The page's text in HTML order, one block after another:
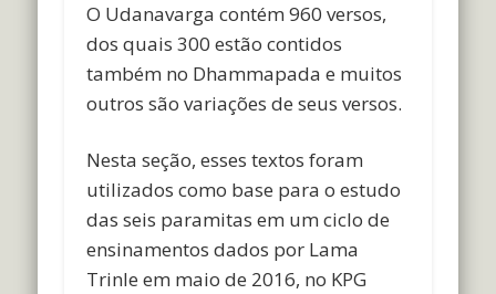
O Udanavarga contém 960 versos,
dos quais 300 estão contidos
também no Dhammapada e muitos
outros são variações de seus versos.
Nesta seção, esses textos foram
utilizados como base para o estudo
das seis paramitas em um ciclo de
ensinamentos dados por Lama
Trinle em maio de 2016, no KPG